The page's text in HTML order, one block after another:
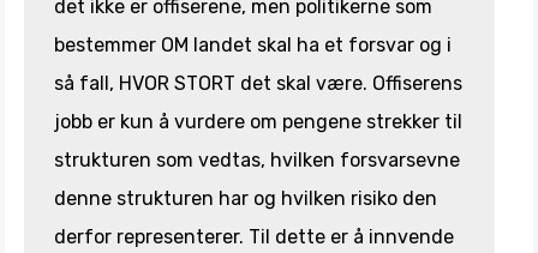
det ikke er offiserene, men politikerne som
bestemmer OM landet skal ha et forsvar og i
så fall, HVOR STORT det skal være. Offiserens
jobb er kun å vurdere om pengene strekker til
strukturen som vedtas, hvilken forsvarsevne
denne strukturen har og hvilken risiko den
derfor representerer. Til dette er å innvende